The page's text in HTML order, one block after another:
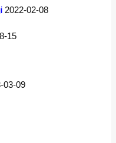
2022-02-08
15
03-09